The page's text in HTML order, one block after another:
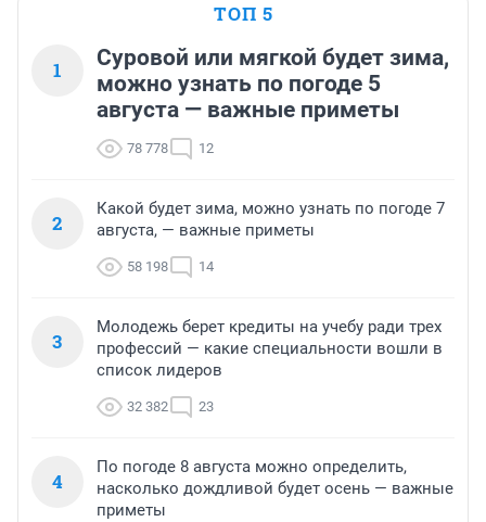
ТОП 5
1
Суровой или мягкой будет зима,
можно узнать по погоде 5
августа — важные приметы
78 778 12
2
Какой будет зима, можно узнать по погоде 7
августа, — важные приметы
58 198 14
3
Молодежь берет кредиты на учебу ради трех
профессий — какие специальности вошли в
список лидеров
32 382 23
4
По погоде 8 августа можно определить,
насколько дождливой будет осень — важные
приметы